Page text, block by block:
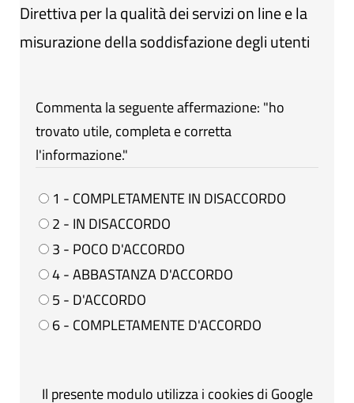
Direttiva per la qualità dei servizi on line e la
misurazione della soddisfazione degli utenti
Commenta la seguente affermazione: "ho
trovato utile, completa e corretta
l'informazione."
1 - COMPLETAMENTE IN DISACCORDO
2 - IN DISACCORDO
3 - POCO D'ACCORDO
4 - ABBASTANZA D'ACCORDO
5 - D'ACCORDO
6 - COMPLETAMENTE D'ACCORDO
Il presente modulo utilizza i cookies di Google